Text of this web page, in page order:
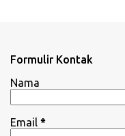
r
Formulir Kontak
Nama
Email *